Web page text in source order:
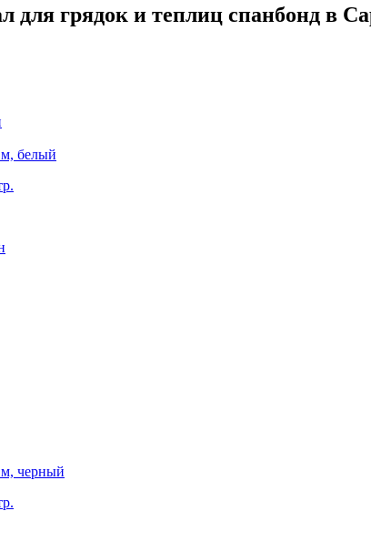
для грядок и теплиц спанбонд в
белый
черный